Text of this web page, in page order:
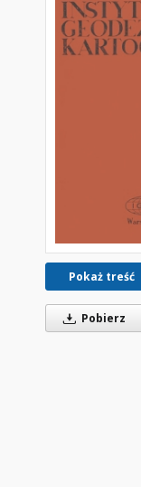
Pokaż treść
Pobierz